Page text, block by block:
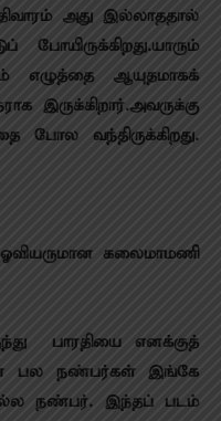
அது இல்லாததால்
போயிருக்கிறது.யாரும்
எழுத்தை ஆயுதமாகக்
இருக்கிறார்.அவருக்கு
போல வந்திருக்கிறது.
கலைமாமணி
பாரதியை எனக்குத்
பல நண்பர்கள் இங்கே
நல்ல நண்பர். இந்தப் படம்